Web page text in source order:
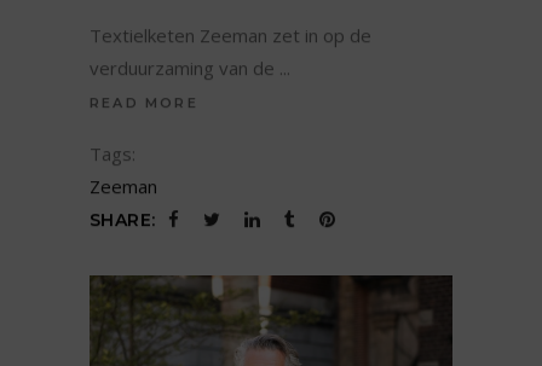
Textielketen Zeeman zet in op de
verduurzaming van de
READ MORE
Tags:
Zeeman
SHARE: